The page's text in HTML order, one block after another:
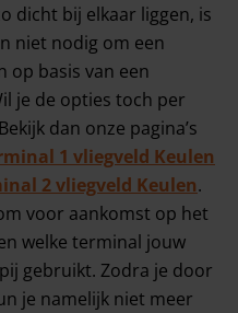
dicht bij elkaar liggen, is
niet nodig om een
op basis van een
je de opties toch per
dan onze pagina’s
1 vliegveld Keulen
2 vliegveld Keulen.
voor aankomst op het
welke terminal jouw
gebruikt. Zodra je door
je namelijk niet meer